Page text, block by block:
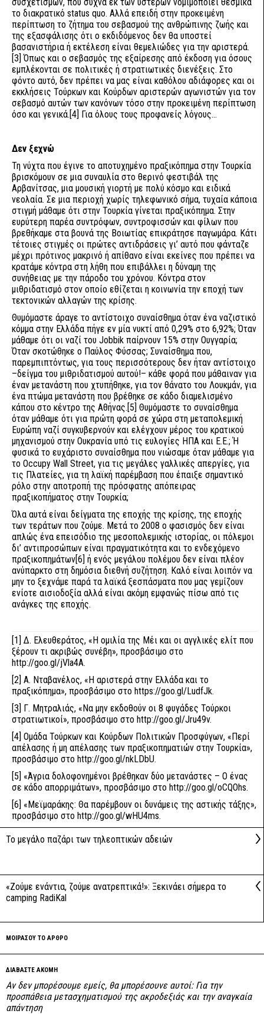
το διακρατικό status quo. Αλλά επειδή στην προκειμένη
περίπτωση το ζήτημα του σεβασμού της ανθρώπινης ζωής και
της εξασφάλισης ότι ο εκδιδόμενος δεν θα υποστεί
βασανιστήρια ή εκτέλεση είναι θεμελιώδες για την αριστερά.
[3] Όπως και ο σεβασμός της εξαίρεσης από έκδοση για όσους
εμπλέκονται σε πολιτικές ή στρατιωτικές διενέξεις. Στο
φόντο αυτό, δεν πρέπει να μας είναι καθόλου αδιάφορες και οι
εκκλήσεις Τούρκων και Κούρδων αριστερών αγωνιστών για τον
σεβασμό αυτών των κανόνων τόσο στην προκειμένη περίπτωση
όσο και γενικά.[4] Για όλους τους προφανείς λόγους…
Δεν ξεχνώ
Τη νύχτα που έγινε το αποτυχημένο πραξικόπημα στην Τουρκία
βρισκόμουν σε μια συναυλία στο θερινό φεστιβάλ της
Αρβανίτσας, μια μουσική γιορτή με πολύ κόσμο και ειδικά
νεολαία. Σε μια περιοχή χωρίς τηλεφωνικό σήμα, τυχαία κάποια
στιγμή μάθαμε ότι στην Τουρκία γίνεται πραξικόπημα. Στην
ευρύτερη παρέα συντρόφων, συντροφισσών και φίλων που
βρεθήκαμε στα βουνά της Βοιωτίας επικράτησε παγωμάρα. Κάτι
τέτοιες στιγμές οι πρώτες αντιδράσεις γι’ αυτό που φάνταζε
μέχρι πρότινος μακρινό ή απίθανο είναι εκείνες που πρέπει να
κρατάμε κόντρα στη λήθη που επιβάλλει η δύναμη της
συνήθειας με την πάροδο του χρόνου. Κόντρα στον
μιθριδατισμό στον οποίο εθίζεται η κοινωνία την εποχή των
τεκτονικών αλλαγών της κρίσης.
Θυμόμαστε άραγε το αντίστοιχο συναίσθημα όταν ένα ναζιστικό
κόμμα στην Ελλάδα πήγε εν μία νυκτί από 0,29% στο 6,92%; Όταν
μάθαμε ότι οι ναζί του Jobbik παίρνουν 15% στην Ουγγαρία;
Όταν σκοτώθηκε ο Παύλος Φύσσας; Συναίσθημα που,
παρεμπιπτόντως, για τους περισσότερους δεν ήταν αντίστοιχο
–δείγμα του μιθριδατισμού αυτού!– κάθε φορά που μάθαιναν για
έναν μετανάστη που χτυπήθηκε, για τον θάνατο του Λουκμάν, για
ένα πτώμα μετανάστη που βρέθηκε σε κάδο διαμελισμένο
κάπου στο κέντρο της Αθήνας.[5] Θυμόμαστε το συναίσθημα
όταν μάθαμε ότι για πρώτη φορά σε χώρα στη μεταπολεμική
Ευρώπη ναζί συγκυβερνούν και ελέγχουν μέρος του κρατικού
μηχανισμού στην Ουκρανία υπό τις ευλογίες ΗΠΑ και Ε.Ε.; Ή
φυσικά το ευχάριστο συναίσθημα που νιώσαμε όταν μάθαμε για
το Occupy Wall Street, για τις μεγάλες γαλλικές απεργίες, για
τις Πλατείες, για τη λαϊκή παρέμβαση που έπαιξε σημαντικό
ρόλο στην αποτροπή της πρόσφατης απόπειρας
πραξικοπήματος στην Τουρκία;
Όλα αυτά είναι δείγματα της εποχής της κρίσης, της εποχής
των τεράτων που ζούμε. Μετά το 2008 ο φασισμός δεν είναι
απλώς ένα επεισόδιο της μεσοπολεμικής ιστορίας, οι πόλεμοι
δι’ αντιπροσώπων είναι πραγματικότητα και το ενδεχόμενο
πραξικοπημάτων[6] ή ενός μεγάλου πολέμου δεν είναι πλέον
ανύπαρκτο στη δημόσια διεθνή συζήτηση. Καλό είναι λοιπόν να
μην το ξεχνάμε παρά τα λαϊκά ξεσπάσματα που μας γεμίζουν
ενίοτε αισιοδοξία αλλά είναι ακόμη εμφανώς πίσω από τις
ανάγκες της εποχής.
[1] Δ. Ελευθεράτος, «Η ομιλία της Μέι και οι αγγλικές ελίτ που
ξέρουν τι ακριβώς συνέβη», προσβάσιμο στο
http://goo.gl/jVla4A.
[2] Α. Νταβανέλος, «Η αριστερά στην Ελλάδα και το
πραξικόπημα», προσβάσιμο στο https://goo.gl/LudfJk.
[3] Γ. Μητραλιάς, «Να μην εκδοθούν οι 8 φυγάδες Τούρκοι
στρατιωτικοί», προσβάσιμο στο http://goo.gl/Jru49v.
[4] Ομάδα Τούρκων και Κούρδων Πολιτικών Προσφύγων, «Περί
απέλασης ή μη απέλασης των πραξικοπηματιών στην Τουρκία»,
προσβάσιμο στο http://goo.gl/nkLDbU.
[5] «Άγρια δολοφονημένοι βρέθηκαν δύο μετανάστες – Ο ένας
σε κάδο απορριμάτων», προσβάσιμο στο http://goo.gl/oCQOhs.
[6] «Μεϊμαράκης: Θα παρέμβουν οι δυνάμεις της αστικής τάξης»,
προσβάσιμο στο http://goo.gl/wHU4ms.
Το μεγάλο παζάρι των τηλεοπτικών αδειών
«Ζούμε ενάντια, ζούμε ανατρεπτικά!»: Ξεκινάει σήμερα το
camping RadiKal
ΜΟΙΡΑΣΟΥ ΤΟ ΑΡΘΡΟ
ΔΙΑΒΑΣΤΕ ΑΚΟΜΗ
Αν δεν μπορέσουμε εμείς, θα μπορέσουνε αυτοί: Για την
προσπάθεια μετασχηματισμού της ακροδεξιάς και την αναγκαία
απάντηση